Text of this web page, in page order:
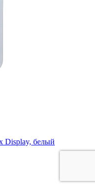
Display, белый